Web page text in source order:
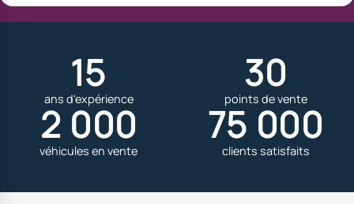
15
ans d'expérience
30
points de vente
2 000
véhicules en vente
75 000
clients satisfaits